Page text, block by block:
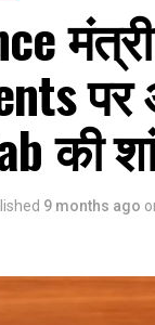
पर
की
9 months ago